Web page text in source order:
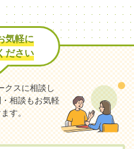
気軽に
ださい
クスに相談し
相談もお気軽
す。